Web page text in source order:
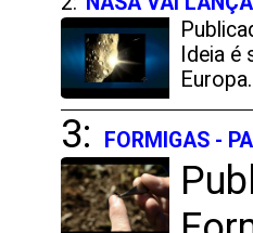
Ideia
3: FORMIGAS -